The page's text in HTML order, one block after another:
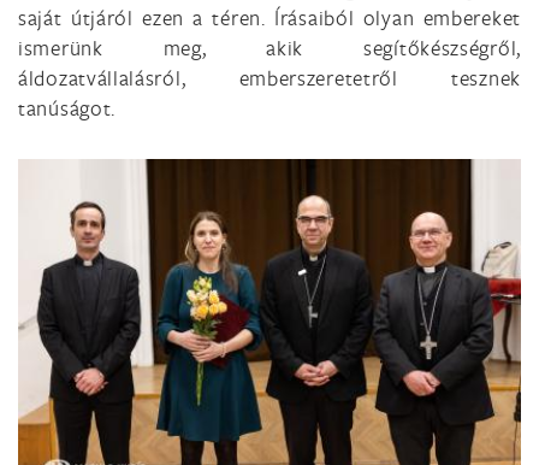
saját útjáról ezen a téren. Írásaiból olyan embereket
ismerünk meg, akik segítőkészségről,
áldozatvállalásról, emberszeretetről tesznek
tanúságot.